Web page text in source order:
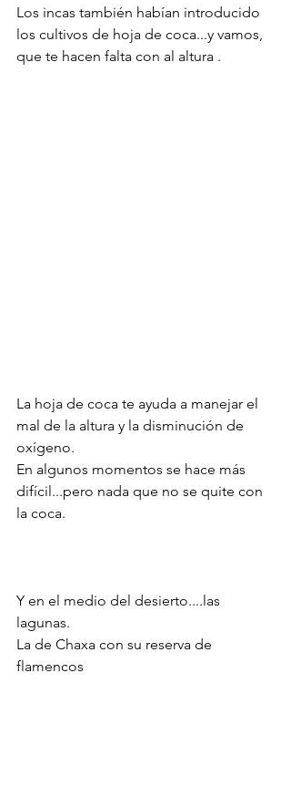
Los incas también habían introducido
los cultivos de hoja de coca...y vamos,
que te hacen falta con al altura .
La hoja de coca te ayuda a manejar el
mal de la altura y la disminución de
oxígeno.
En algunos momentos se hace más
difícil...pero nada que no se quite con
la coca.
Y en el medio del desierto....las
lagunas.
La de Chaxa con su reserva de
flamencos